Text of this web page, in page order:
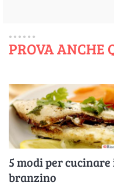
PROVA ANCHE
5 modi per
branzino